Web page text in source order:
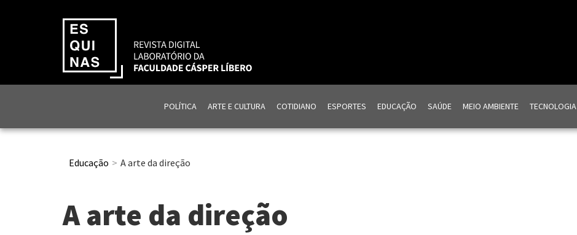
POLÍTICA ARTE E CULTURA COTIDIANO ESPORTES EDUCAÇÃO SAÚDE MEIO AMBIENTE
Educação A arte da direção
A arte da direção